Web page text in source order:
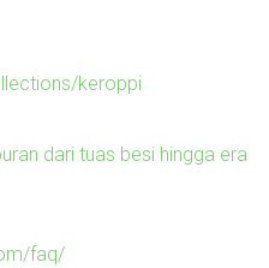
keroppi
dari tuas besi hingga era
faq/